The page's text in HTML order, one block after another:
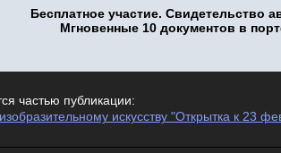
Бесплатное участие. Свидетельство
Мгновенные 10 документов в
частью публикации:
искусству "Открытка к 23